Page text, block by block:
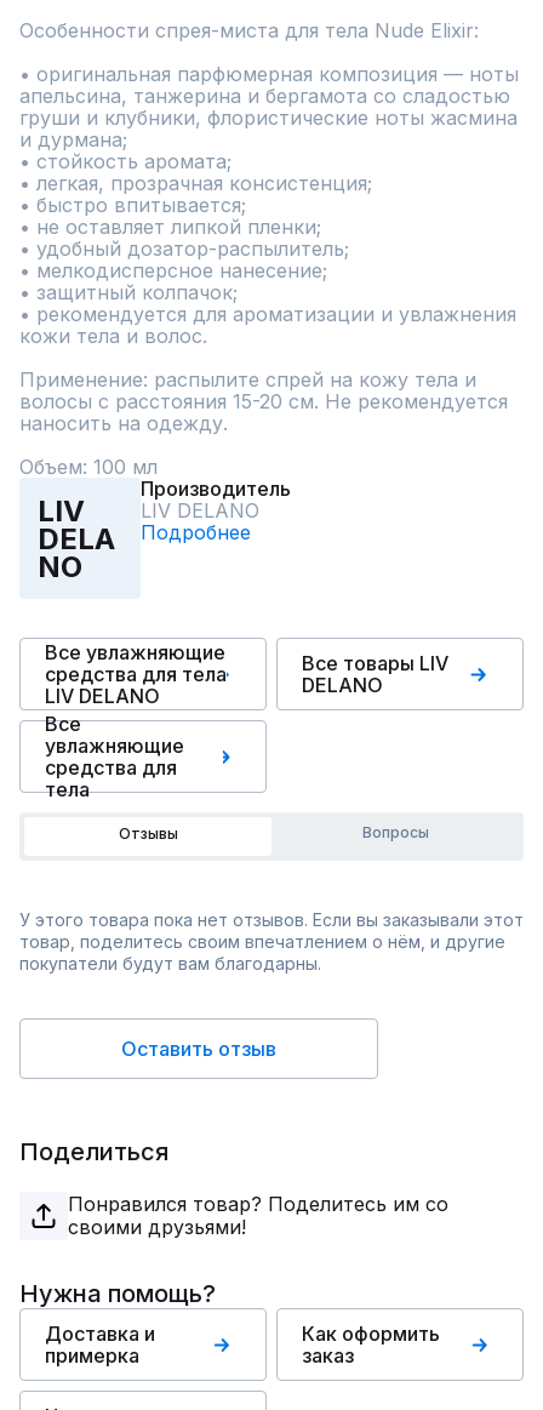
Особенности спрея-миста для тела Nude Elixir:
• оригинальная парфюмерная композиция — ноты
апельсина, танжерина и бергамота со сладостью
груши и клубники, флористические ноты жасмина
и дурмана;
• стойкость аромата;
• легкая, прозрачная консистенция;
• быстро впитывается;
• не оставляет липкой пленки;
• удобный дозатор-распылитель;
• мелкодисперсное нанесение;
• защитный колпачок;
• рекомендуется для ароматизации и увлажнения
кожи тела и волос.
Применение: распылите спрей на кожу тела и
волосы с расстояния 15-20 см. Не рекомендуется
наносить на одежду.
Объем: 100 мл
LIV
DELA
NO
Производитель
LIV DELANO
Подробнее
Все увлажняющие
средства для тела
LIV DELANO
Все товары LIV
DELANO
Все
увлажняющие
средства для
тела
Отзывы Вопросы
У этого товара пока нет отзывов. Если вы заказывали этот
товар, поделитесь своим впечатлением о нём, и другие
покупатели будут вам благодарны.
Оставить отзыв
Поделиться
Понравился товар? Поделитесь им со
своими друзьями!
Нужна помощь?
Доставка и
примерка
Как оформить
заказ